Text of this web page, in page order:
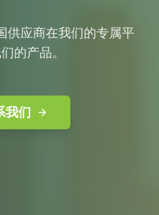
供应商在我们的专属平
的产品。
我们